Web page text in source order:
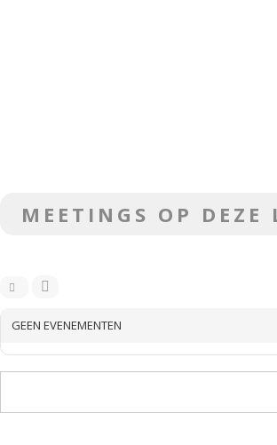
MEETINGS OP DEZE
GEEN EVENEMENTEN